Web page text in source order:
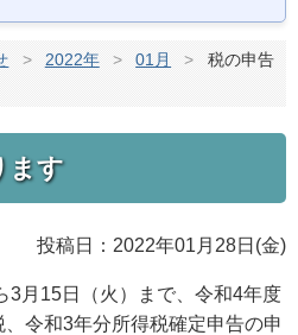
> 2022年 > 01月 >
税の申告
ます
投稿日：2022年01月28日(金)
3月15日（火）まで、令和4年度
令和3年分所得税確定申告の申